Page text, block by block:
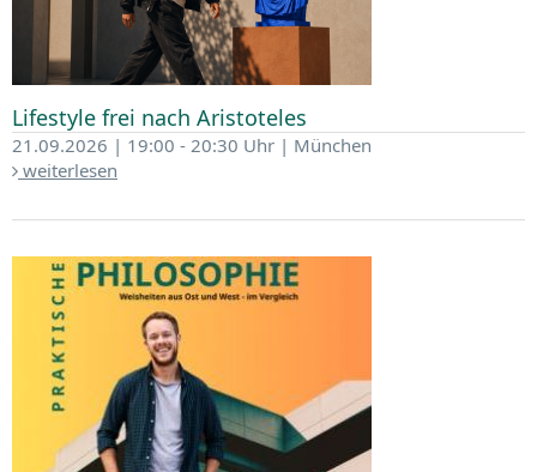
Lifestyle frei nach Aristoteles
21.09.2026 | 19:00 - 20:30 Uhr | München
weiterlesen